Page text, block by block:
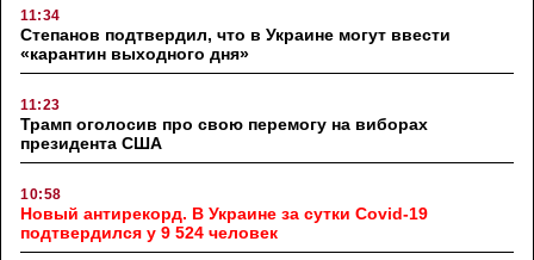
11:34
Степанов подтвердил, что в Украине могут ввести
«карантин выходного дня»
11:23
Трамп оголосив про свою перемогу на виборах
президента США
10:58
Новый антирекорд. В Украине за сутки Covid-19
подтвердился у 9 524 человек